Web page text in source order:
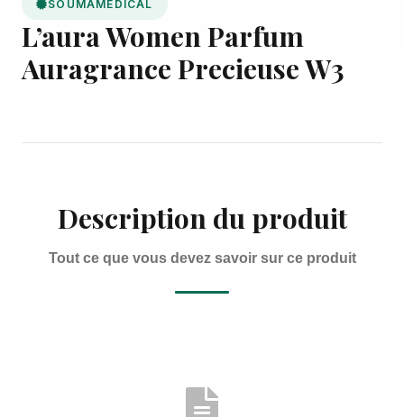
SOUMAMEDICAL
L’aura Women Parfum
Auragrance Precieuse W3
Description du produit
Tout ce que vous devez savoir sur ce produit